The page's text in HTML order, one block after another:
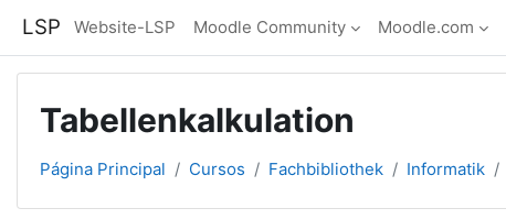
LSP Website-LSP Moodle Community Moodle.com
Tabellenkalkulation
Página Principal Cursos Fachbibliothek Informatik